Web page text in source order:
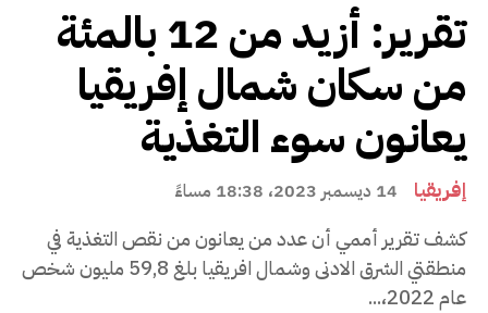
تقرير: أزيد من 12 بالمئة
من سكان شمال إفريقيا
يعانون سوء التغذية
إفريقيا 14 ديسمبر 2023، 18:38 مساءً
كشف تقرير أممي أن عدد من يعانون من نقص التغذية في
منطقتي الشرق الادنى وشمال افريقيا بلغ 59,8 مليون شخص
عام 2022،...